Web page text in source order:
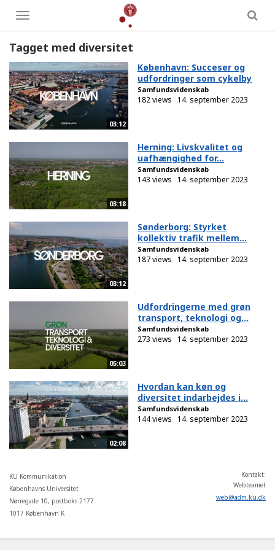
Toggle
menu
Tagget med diversitet
03:12
København: Succeser og
udfordringer som cykelby
Samfundsvidenskab
182 views 14. september 2023
03:18
Herning: Livskvalitet og
uafhængighed for...
Samfundsvidenskab
143 views 14. september 2023
03:12
Sønderborg: Styrket
kollektiv trafik mellem...
Samfundsvidenskab
187 views 14. september 2023
05:03
Udfordringerne med grøn
transport, teknologi og...
Samfundsvidenskab
273 views 14. september 2023
02:08
Hvordan kan køn og
diversitet indarbejdes i...
Samfundsvidenskab
144 views 14. september 2023
KU Kommunikation
Københavns Universitet
Nørregade 10, postboks 2177
1017 København K
Kontakt:
Webteamet
web@adm ku dk